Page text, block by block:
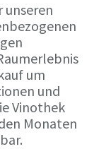
unseren
um
und
Vinothek
Monaten